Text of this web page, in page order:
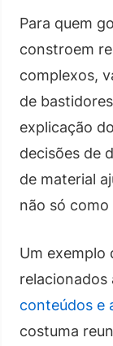
Para quem
constroem
complexos,
de
explicação
decisões de
de material
não só como
Um exemplo
relacionados
conteúdos e
costuma